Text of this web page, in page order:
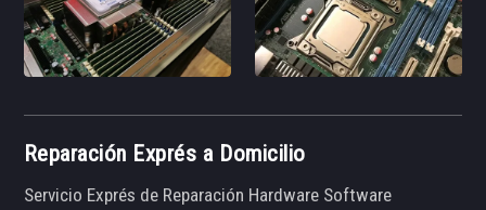
Reparación Exprés a Domicilio
Servicio Exprés de Reparación Hardware Software